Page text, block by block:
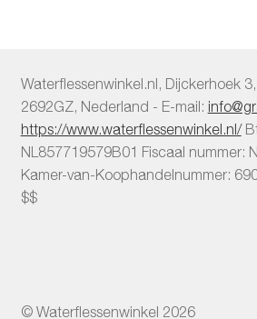
Waterflessenwinkel.nl Dijckerhoek 3,
2692GZ, Nederland - E-mail:
https://www.waterflessenwinkel.nl/
NL857719579B01 Fiscaal nummer:
Kamer-van-Koophandelnummer:
$$
© Waterflessenwinkel 2026